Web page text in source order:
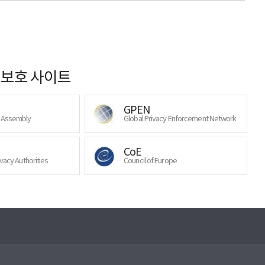
호 사이트
GPEN
Global Privacy Enforcement Network
Authorities
CoE
Council of Europe